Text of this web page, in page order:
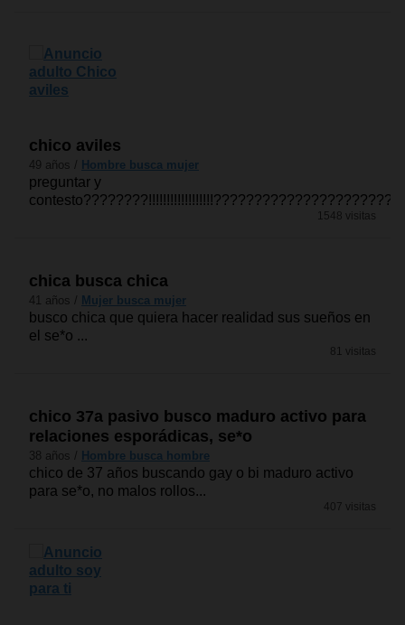
chico aviles
49 años / Hombre busca mujer
preguntar y
1548 visitas
chica busca chica
41 años / Mujer busca mujer
busco chica que quiera hacer realidad sus sueños en
el se*o ...
81 visitas
chico 37a pasivo busco maduro activo para
relaciones esporádicas, se*o
38 años / Hombre busca hombre
chico de 37 años buscando gay o bi maduro activo
para se*o, no malos rollos...
407 visitas